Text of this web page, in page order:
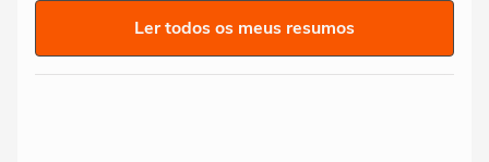
Ler todos os meus resumos